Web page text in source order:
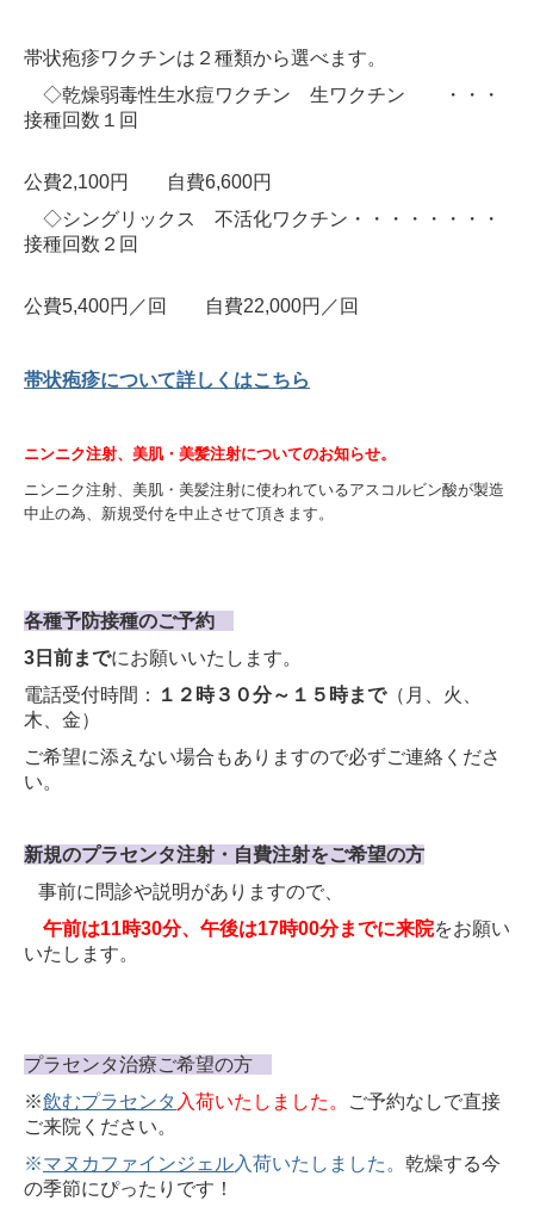
帯状疱疹ワクチンは２種類から選べます。
◇乾燥弱毒性生水痘ワクチン 生ワクチン ・・・
接種回数１回
公費2,100円 自費6,600円
◇シングリックス 不活化ワクチン・・・・・・・・
接種回数２回
公費5,400円／回 自費22,000円／回
帯状疱疹について詳しくはこちら
ニンニク注射、美肌・美髪注射についてのお知らせ。
ニンニク注射、美肌・美髪注射に使われているアスコルビン酸が製造
中止の為、新規受付を中止させて頂きます。
各種予防接種のご予約
3日前までにお願いいたします。
電話受付時間：
１２ 時３０分～１５ 時まで（月、火、
木、金）
ご希望に添えない場合もありますので必ずご連絡くださ
い。
新規のプラセンタ注射・自費注射をご希望の方
事前に問診や説明がありますので、
午前は11時30分、午後は17時00分までに来院をお願い
いたします。
プラセンタ治療ご希望の方
※飲むプラセンタ 入荷いた しました。
ご予約なしで直接
ご来院ください。
※マヌカファインジェル入荷いたしました。 乾燥する今
の季節にぴったりです！